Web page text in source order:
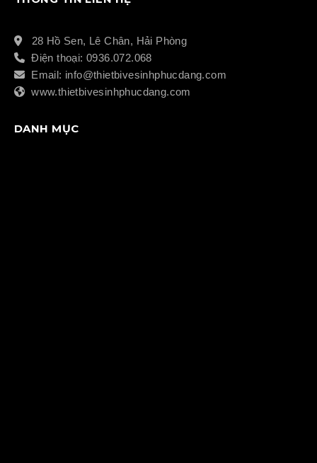
28 Hồ Sen, Lê Chân, Hải Phòng
Điện thoại: 0936.072.068
Email: info@thietbivesinhphucdang.com
www.thietbivesinhphucdang.com
DANH MỤC